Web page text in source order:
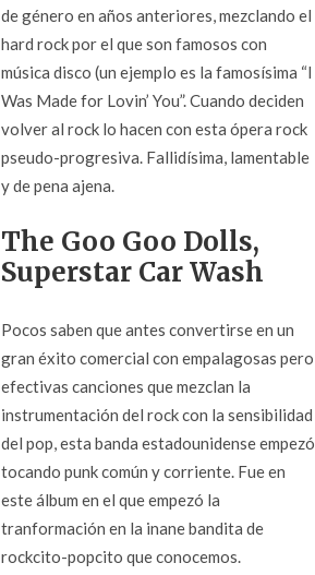
de género en años anteriores, mezclando el
hard rock por el que son famosos con
música disco (un ejemplo es la famosísima “I
Was Made for Lovin’ You”. Cuando deciden
volver al rock lo hacen con esta ópera rock
pseudo-progresiva. Fallidísima, lamentable
y de pena ajena.
The Goo Goo Dolls,
Superstar Car Wash
Pocos saben que antes convertirse en un
gran éxito comercial con empalagosas pero
efectivas canciones que mezclan la
instrumentación del rock con la sensibilidad
del pop, esta banda estadounidense empezó
tocando punk común y corriente. Fue en
este álbum en el que empezó la
tranformación en la inane bandita de
rockcito-popcito que conocemos.